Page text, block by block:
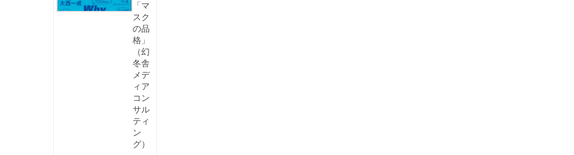
「マ
スク
の品
格」
（幻
冬舎
メデ
ィア
コン
サル
ティ
ン
グ）